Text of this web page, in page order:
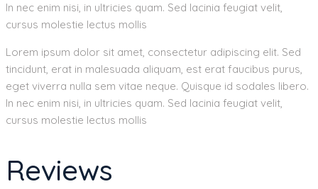
In nec enim nisi, in ultricies quam. Sed lacinia feugiat velit,
cursus molestie lectus mollis
Lorem ipsum dolor sit amet, consectetur adipiscing elit. Sed
tincidunt, erat in malesuada aliquam, est erat faucibus purus,
eget viverra nulla sem vitae neque. Quisque id sodales libero.
In nec enim nisi, in ultricies quam. Sed lacinia feugiat velit,
cursus molestie lectus mollis
Reviews